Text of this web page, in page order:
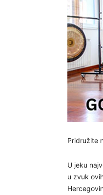
Pridružite
U jeku
u zvuk